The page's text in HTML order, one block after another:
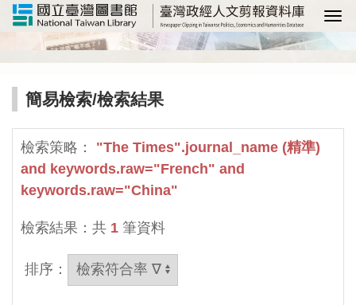
選
簡易檢索/檢索結果
檢索策略：
"The Times".journal_name (精準)
and keywords.raw="French" and
keywords.raw="China"
檢索結果：共 1 筆資料
排序：